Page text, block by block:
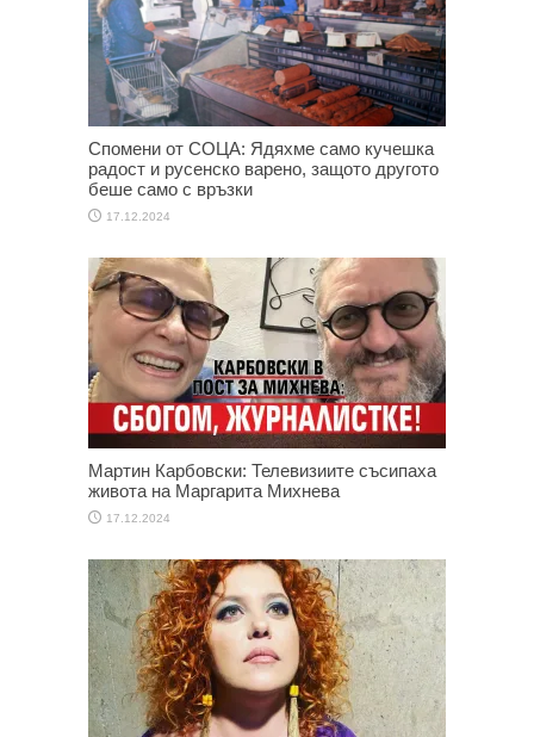
Спомени от СОЦА: Ядяхме само кучешка
радост и русенско варено, защото другото
беше само с връзки
17.12.2024
Мартин Карбовски: Телевизиите съсипаха
живота на Маргарита Михнева
17.12.2024